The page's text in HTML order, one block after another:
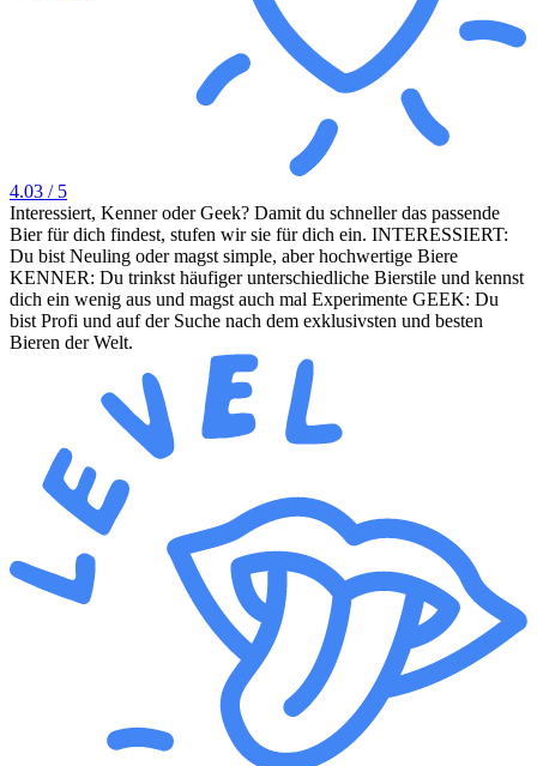
4.03 / 5
Interessiert, Kenner oder Geek? Damit du schneller das passende
Bier für dich findest, stufen wir sie für dich ein. INTERESSIERT:
Du bist Neuling oder magst simple, aber hochwertige Biere
KENNER: Du trinkst häufiger unterschiedliche Bierstile und kennst
dich ein wenig aus und magst auch mal Experimente GEEK: Du
bist Profi und auf der Suche nach dem exklusivsten und besten
Bieren der Welt.